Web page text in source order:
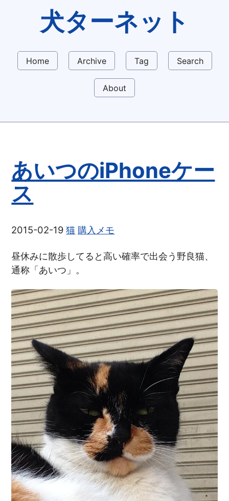
犬ターネット
Home Archive Tag Search
About
あいつのiPhoneケー
ス
2015-02-19猫 購入メモ
昼休みに散歩してると高い確率で出会う野良猫、
通称「あいつ」。